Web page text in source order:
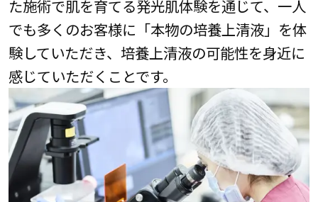
た施術で肌を育てる発光肌体験を通じて、一人
でも多くのお客様に「本物の培養上清液」を体
験していただき、培養上清液の可能性を身近に
感じていただくことです。